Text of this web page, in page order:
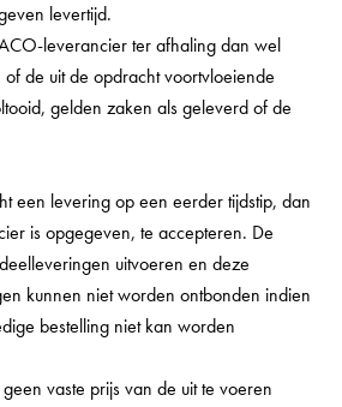
levertijd.
leverancier ter afhaling dan wel
de uit de opdracht voortvloeiende
gelden zaken als geleverd of de
een levering op een eerder tijdstip, dan
is opgegeven, te accepteren. De
uitvoeren en deze
kunnen niet worden ontbonden indien
bestelling niet kan worden
vaste prijs van de uit te voeren